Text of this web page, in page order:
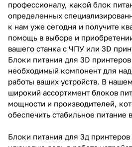
профессионалу, какой блок
определенных
к нам уже сегодня и получите
помощь в выборе и
вашего станка с ЧПУ или 3D
Блоки питания для 3D
необходимый компонент для
работы ваших устройств. В
широкий ассортимент блоков
мощности и производителей,
обеспечить стабильное питание
Блоки питания для 3д